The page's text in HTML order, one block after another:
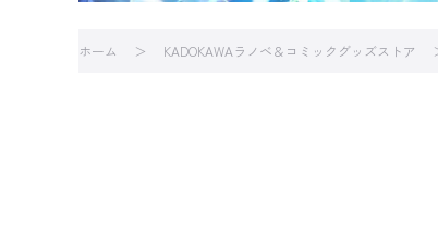
ホーム KADOKAWAラノベ＆コミックグッズストア